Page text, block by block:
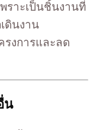
ราะเป็นชิ้นงานที่
ดินงาน
รงการและลด
น